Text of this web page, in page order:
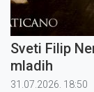
Sveti Filip
mladih
31.07.2026. 18:50